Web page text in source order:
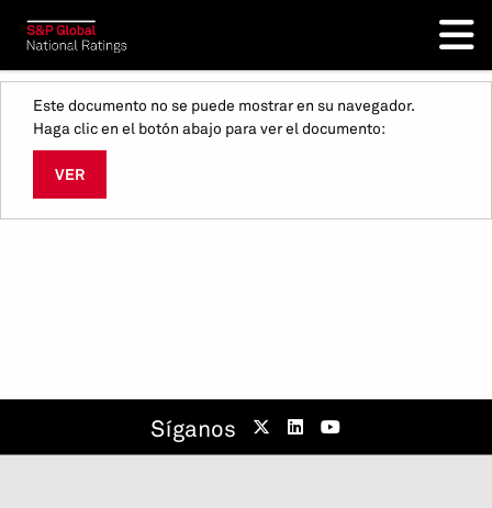
Este documento no se puede mostrar en su navegador.
Haga clic en el botón abajo para ver el documento:
VER
Síganos